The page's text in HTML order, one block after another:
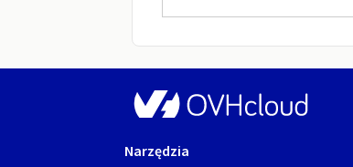
Narzędzia